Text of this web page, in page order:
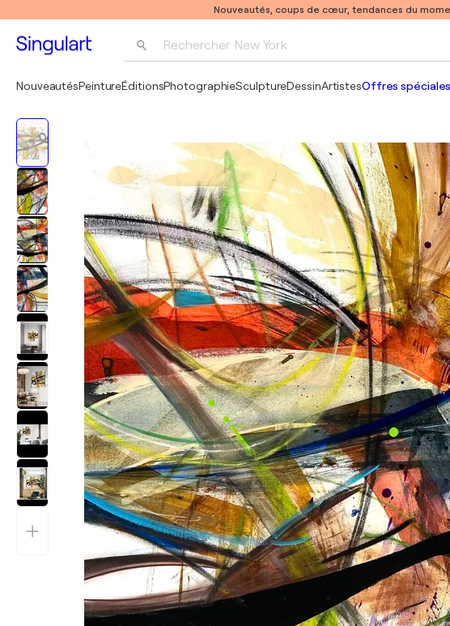
Nouveautés, coups de cœur, tendances du
Rechercher New York
Pablo Picasso
NouveautésPeintureÉditionsPhotographieSculptureDessinArtistesOffres spéciales